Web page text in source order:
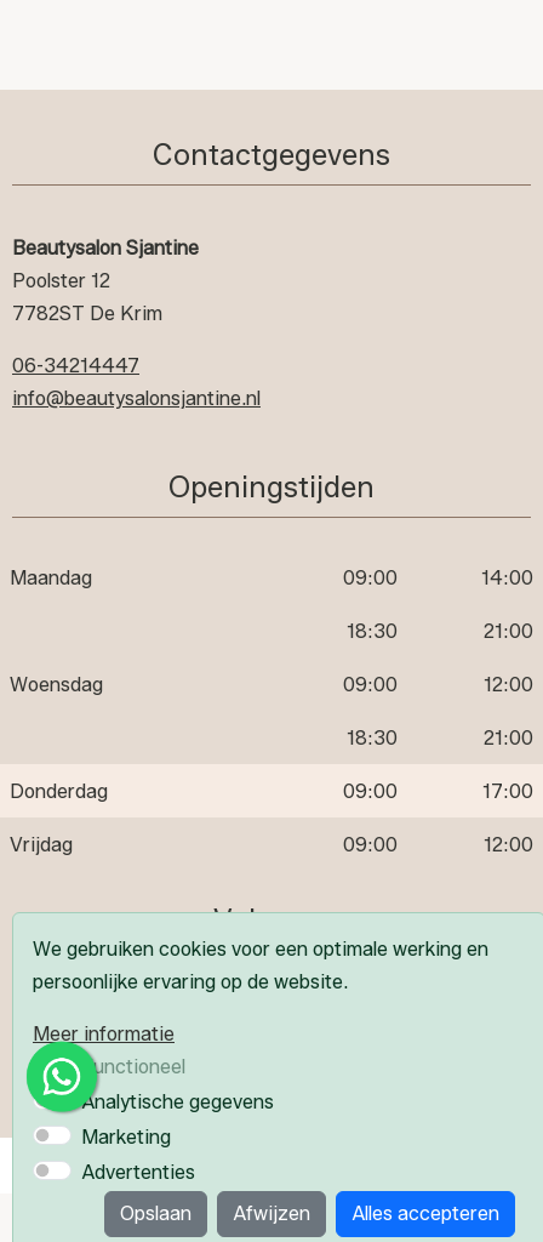
Contactgegevens
Beautysalon Sjantine
Poolster 12
7782ST De Krim
06-34214447
info@beautysalonsjantine.nl
Openingstijden
Maandag 09:00 14:00
18:30 21:00
Woensdag 09:00 12:00
18:30 21:00
Donderdag 09:00 17:00
Vrijdag 09:00 12:00
Volg ons
Privacyverklaring
We gebruiken cookies voor een optimale werking en
persoonlijke ervaring op de website.
Meer informatie
Functioneel
Analytische gegevens
Marketing
Advertenties
Alles accepteren
Afwijzen
Opslaan